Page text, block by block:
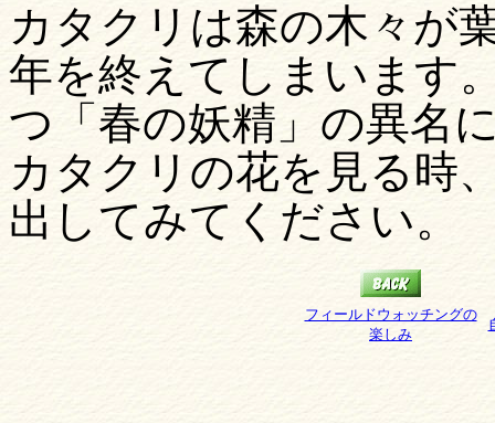
カタクリは森の木々が
年を終えてしまいます
つ「春の妖精」の異名
カタクリの花を見る時
出してみてください。
フィールドウォッチングの
楽しみ